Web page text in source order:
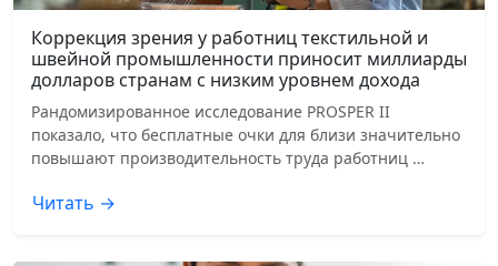
Коррекция зрения у работниц текстильной и
швейной промышленности приносит миллиарды
долларов странам с низким уровнем дохода
Рандомизированное исследование PROSPER II
показало, что бесплатные очки для близи значительно
повышают производительность труда работниц …
Читать →